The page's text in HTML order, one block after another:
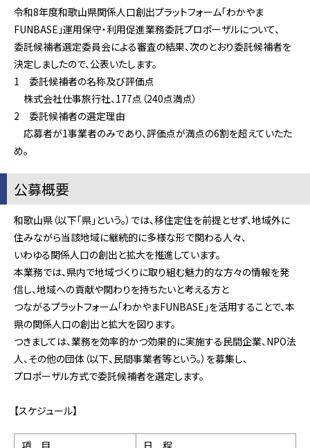
令和8年度和歌山県関係人口創出プラットフォーム「わかやま
FUNBASE」運用保守・利用促進業務委託プロポーザルについて、
委託候補者選定委員会による審査の結果、次のとおり委託候補者を
決定しましたので、公表いたします。
1 委託候補者の名称及び評価点
株式会社仕事旅行社、177点（240点満点）
2 委託候補者の選定理由
応募者が1事業者のみであり、評価点が満点の6割を超えていたた
め。
公募概要
和歌山県（以下「県」という。）では、移住定住を前提とせず、地域外に
住みながら当該地域に継続的に多様な形で関わる人々、
いわゆる関係人口の創出と拡大を推進しています。
本業務では、県内で地域づくりに取り組む魅力的な方々の情報を発
信し、地域への貢献や関わりを持ちたいと考える方と
つながるプラットフォーム「わかやまFUNBASE」を活用することで、本
県の関係人口の創出と拡大を図ります。
つきましては、業務を効率的かつ効果的に実施する民間企業、NPO法
人、その他の団体（以下、民間事業者等という。）を募集し、
プロポーザル方式で委託候補者を選定します。
【スケジュール】
項 目
日 程